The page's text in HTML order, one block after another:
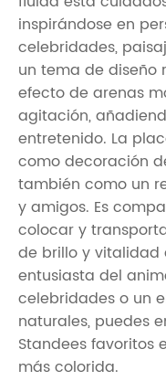
inspirándose en
celebridades,
un tema de diseño
efecto de arenas
agitación,
entretenido. La
como decoración
también como un
y amigos. Es
colocar y
de brillo y vitalidad
entusiasta del
celebridades o un
naturales, puedes
Standees favoritos
más colorida.